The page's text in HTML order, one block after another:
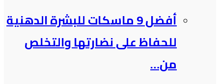
أفضل 9 ماسكات للبشرة الدهنية
للحفاظ على نضارتها والتخلص
من…